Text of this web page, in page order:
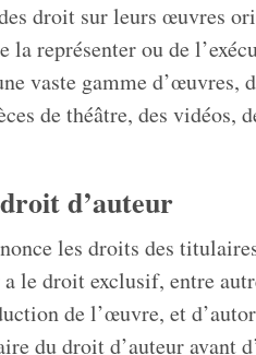
droit sur leurs œuvres
représenter ou de
vaste gamme d’œuvres,
de théâtre, des vidéos,
d’auteur
les droits des
le droit exclusif, entre
de l’œuvre, et
du droit d’auteur avant